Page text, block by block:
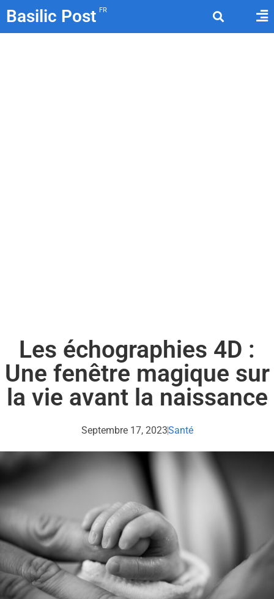
Basilic Post FR
Les échographies 4D :
Une fenêtre magique sur
la vie avant la naissance
Septembre 17, 2023Santé